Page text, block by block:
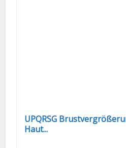
UPQRSG
Haut...